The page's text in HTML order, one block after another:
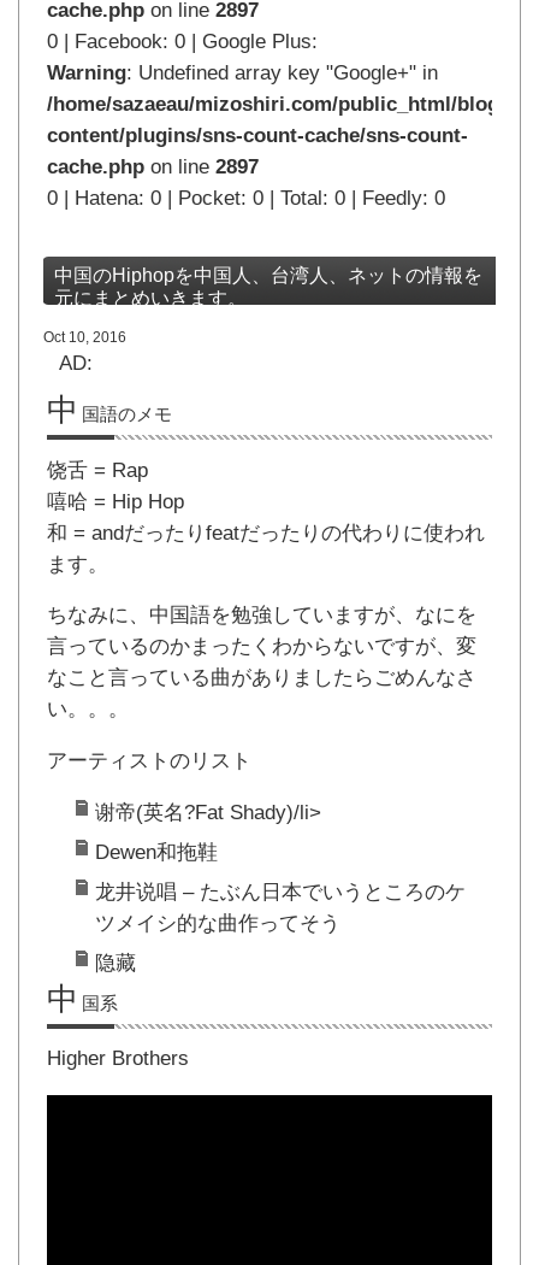
cache.php on line 2897
0 | Facebook: 0 | Google Plus:
Warning: Undefined array key "Google+" in
/home/sazaeau/mizoshiri.com/public_html/
content/plugins/sns-count-cache/sns-count-
cache.php on line 2897
0 | Hatena: 0 | Pocket: 0 | Total: 0 | Feedly: 0
中国のHiphopを中国人、台湾人、ネットの情報を
元にまとめいきます。
Oct 10, 2016
AD:
中 国語のメモ
饶舌 = Rap
嘻哈 = Hip Hop
和 = andだったりfeatだったりの代わりに使われ
ます。
ちなみに、中国語を勉強していますが、なにを
言っているのかまったくわからないですが、変
なこと言っている曲がありましたらごめんなさ
い。。。
アーティストのリスト
谢帝(英名?Fat Shady)/li>
Dewen和拖鞋
龙井说唱 – たぶん日本でいうところのケ
ツメイシ的な曲作ってそう
隐藏
中 国系
Higher Brothers